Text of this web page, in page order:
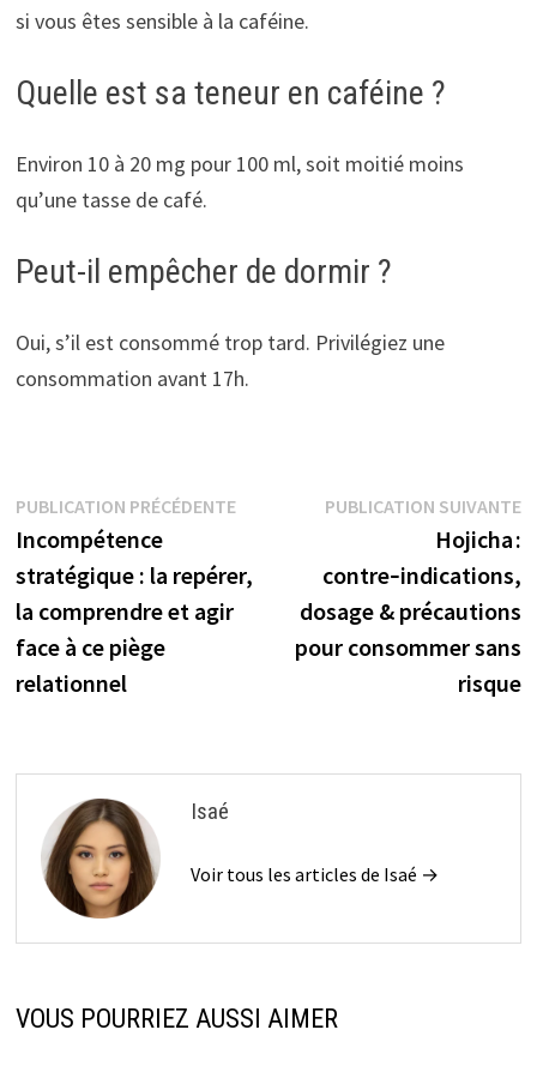
si vous êtes sensible à la caféine.
Quelle est sa teneur en caféine ?
Environ 10 à 20 mg pour 100 ml, soit moitié moins
qu’une tasse de café.
Peut-il empêcher de dormir ?
Oui, s’il est consommé trop tard. Privilégiez une
consommation avant 17h.
Navigation
de
l’article
PUBLICATION PRÉCÉDENTEPublication
Incompétence
stratégique : la repérer,
la comprendre et agir
face à ce piège
relationnel
PUBLICATION SUIVANTE
Hojicha :
contre‑indications,
dosage & précautions
pour consommer sans
risque
Isaé
Voir tous les articles de Isaé →
VOUS POURRIEZ AUSSI AIMER